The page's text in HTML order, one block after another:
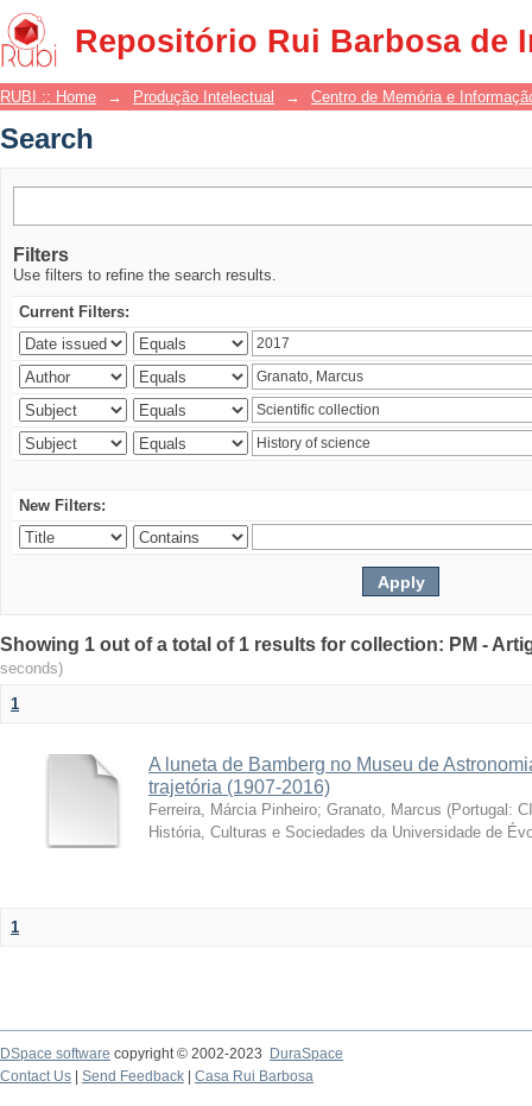
Repositório Rui Barbosa de
Search
RUBI :: Home → Produção Intelectual → Centro de Memória e
Search
Filters
Use filters to refine the search results.
Current Filters:
New Filters:
Showing 1 out of a total of 1 results for collection: PM -
seconds)
1
A luneta de Bamberg no Museu de
trajetória (1907-2016)
Ferreira, Márcia Pinheiro; Granato, Marcus (Portugal:
História, Culturas e Sociedades da Universidade de
1
DSpace software copyright © 2002-2023
DuraSpace
Contact Us
Send Feedback Casa Rui Barbosa